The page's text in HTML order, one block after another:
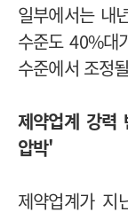
일부에서는 내
수준도 40%대
수준에서 조정
제약업계 강력
압박'
제약업계가 지